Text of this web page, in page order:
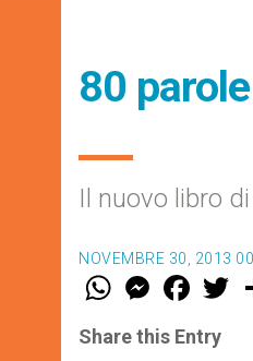
80
Il nuovo libro
NOVEMBRE 30, 2013
W
t
s
M
e
s
e
F
a
e
b
w
Share this Entry